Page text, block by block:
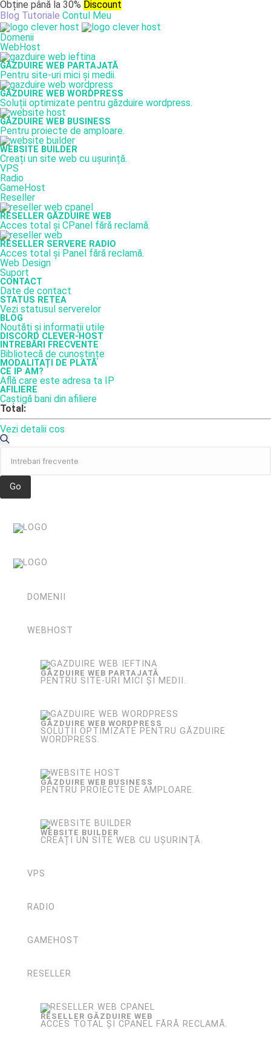
Obține până la 30% Discount
Blog Tutoriale Contul Meu
Domenii
WebHost
GĂZDUIRE WEB PARTAJATĂ
Pentru site-uri mici și medii.
GĂZDUIRE WEB WORDPRESS
Soluții optimizate pentru găzduire wordpress.
GĂZDUIRE WEB BUSINESS
Pentru proiecte de amploare.
WEBSITE BUILDER
Creați un site web cu ușurință.
VPS
Radio
GameHost
Reseller
RESELLER GĂZDUIRE WEB
Acces total și CPanel fără reclamă.
RESELLER SERVERE RADIO
Acces total și Panel fără reclamă.
Web Design
Suport
CONTACT
Date de contact
STATUS RETEA
Vezi statusul serverelor
BLOG
Noutăți și informații utile
DISCORD CLEVER-HOST
INTREBĂRI FRECVENTE
Bibliotecă de cunoștințe
MODALITAȚI DE PLATĂ
CE IP AM?
Află care este adresa ta IP
AFILIERE
Caștigă bani din afiliere
Total:
Vezi detalii cos
DOMENII
WEBHOST
GĂZDUIRE WEB PARTAJATĂ
PENTRU SITE-URI MICI ȘI MEDII.
GĂZDUIRE WEB WORDPRESS
SOLUȚII OPTIMIZATE PENTRU GĂZDUIRE
WORDPRESS.
GĂZDUIRE WEB BUSINESS
PENTRU PROIECTE DE AMPLOARE.
WEBSITE BUILDER
CREAȚI UN SITE WEB CU UȘURINȚĂ.
VPS
RADIO
GAMEHOST
RESELLER
RESELLER GĂZDUIRE WEB
ACCES TOTAL ȘI CPANEL FĂRĂ RECLAMĂ.